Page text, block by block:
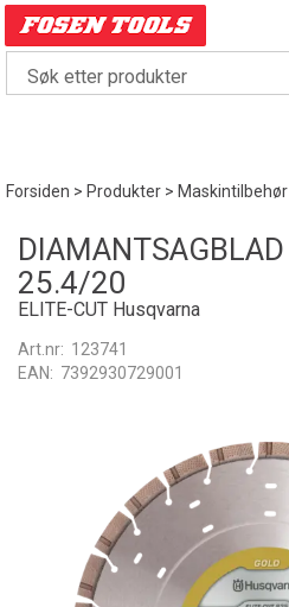
Forsiden>Produkter>Maskintilbehør
25.4/20
ELITE-CUT Husqvarna
Art.nr: 123741
EAN: 7392930729001